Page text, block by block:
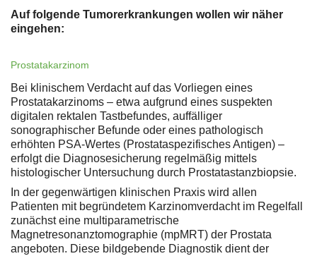
Auf folgende Tumorerkrankungen wollen wir näher
eingehen:
Prostatakarzinom
Bei klinischem Verdacht auf das Vorliegen eines
Prostatakarzinoms – etwa aufgrund eines suspekten
digitalen rektalen Tastbefundes, auffälliger
sonographischer Befunde oder eines pathologisch
erhöhten PSA-Wertes (Prostataspezifisches Antigen) –
erfolgt die Diagnosesicherung regelmäßig mittels
histologischer Untersuchung durch Prostatastanzbiopsie.
In der gegenwärtigen klinischen Praxis wird allen
Patienten mit begründetem Karzinomverdacht im Regelfall
zunächst eine multiparametrische
Magnetresonanztomographie (mpMRT) der Prostata
angeboten. Diese bildgebende Diagnostik dient der